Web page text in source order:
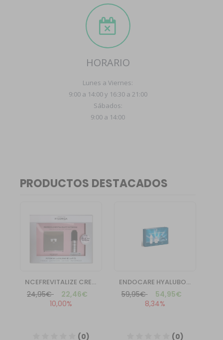
HORARIO
Lunes a Viernes:
9:00 a 14:00 y 16:30 a 21:00
Sábados:
9:00 a 14:00